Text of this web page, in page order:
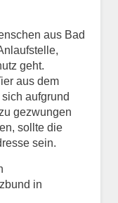
aus Bad
geht.
aus dem
aufgrund
gezwungen
sollte die
sein.
in